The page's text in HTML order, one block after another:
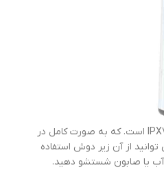
فیلیپس 7720 دارای استاندارد IPX7 است. که به صورت کامل در
از آن زیر دوش استفاده
آب یا صابون شستشو دهید.